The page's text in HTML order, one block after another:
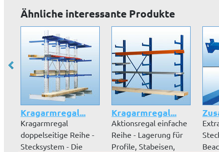
Ähnliche interessante Produkte
Kragarmregal...
Kragarmregal
doppelseitige Reihe -
Stecksystem - Die
Kragarmregal...
Aktionsregal einfache
Reihe - Lagerung für
Profile, Stabeisen,